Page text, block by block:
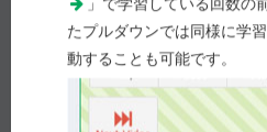
たプルダウンでは同様に学
動することも可能です。
e-REC解説
Myメモ -1/ 1,000